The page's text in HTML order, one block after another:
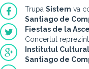
Trupa Sistem va
Santiago de
Fiestas de la
Concertul
Institutul
Santiago de